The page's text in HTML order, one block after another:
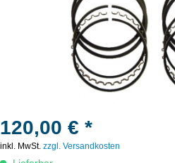
120,00 € *
inkl. MwSt. zzgl. Versandkosten